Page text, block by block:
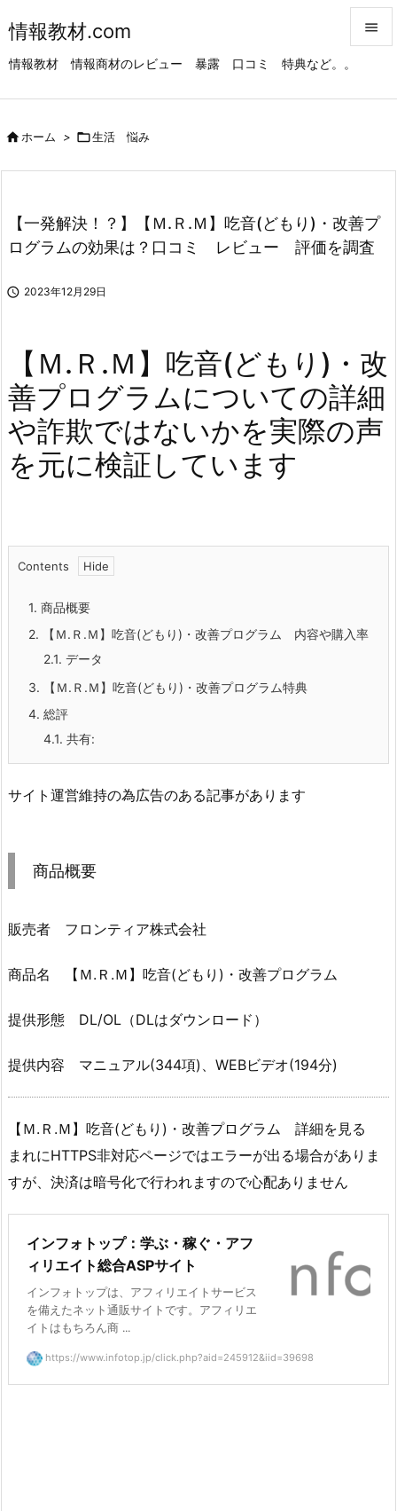
情報教材.com
情報教材 情報商材のレビュー 暴露 口コミ 特典など。。

前へ
次へ

ホーム > 生活 悩み
【一発解決！？】【Ｍ.Ｒ.Ｍ】吃音(どもり)・改善プ
ログラムの効果は？口コミ レビュー 評価を調査
 2023年12月29日
【Ｍ.Ｒ.Ｍ】吃音(どもり)・改
善プログラムについての詳細
や詐欺ではないかを実際の声
を元に検証しています
Contents
1. 商品概要
2. 【Ｍ.Ｒ.Ｍ】吃音(どもり)・改善プログラム 内容や購入率
2.1. データ
3. 【Ｍ.Ｒ.Ｍ】吃音(どもり)・改善プログラム特典
4. 総評
4.1. 共有:
サイト運営維持の為広告のある記事があります
商品概要
販売者 フロンティア株式会社
商品名 【Ｍ.Ｒ.Ｍ】吃音(どもり)・改善プログラム
提供形態 DL/OL（DLはダウンロード）
提供内容 マニュアル(344項)、WEBビデオ(194分)
【Ｍ.Ｒ.Ｍ】吃音(どもり)・改善プログラム 詳細を見る
まれにHTTPS非対応ページではエラーが出る場合がありま
すが、決済は暗号化で行われますので心配ありません
インフォトップ：学ぶ・稼ぐ・アフ
ィリエイト総合ASPサイト
インフォトップは、アフィリエイトサービス
を備えたネット通販サイトです。アフィリエ
イトはもちろん商 ...
https://www.infotop.jp/click.php?aid=245912&iid=39698